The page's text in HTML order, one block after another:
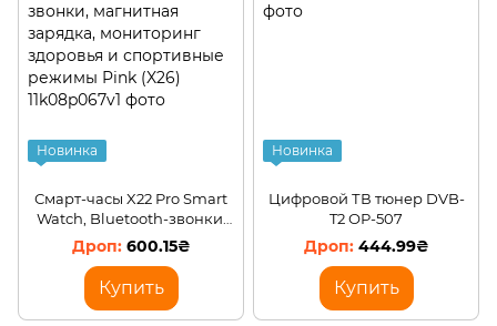
Новинка
Смарт-часы X22 Pro Smart
Watch, Bluetooth-звонки,
магнитная зарядка,
мониторинг здоровья и
спортивные режимы Pink
(X26)
600.15₴
Купить
Новинка
Цифровой ТВ тюнер DVB-
T2 ОР-507
444.99₴
Купить